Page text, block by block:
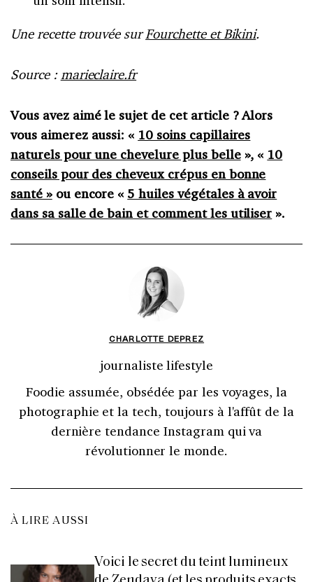
Une recette trouvée surFourchette et Bikini.
Source :marieclaire.fr
Vous avez aimé le sujet de cet article ? Alors
vous aimerez aussi: « 10 soins capillaires
naturels pour une chevelure plus belle», « 10
conseils pour des cheveux crépus en bonne
santé »ou encore « 5 huiles végétales à avoir
dans sa salle de bain et comment les utiliser ».
CHARLOTTE DEPREZ
journaliste lifestyle
Foodie assumée, obsédée par les voyages, la
photographie et la tech, toujours à l'affût de la
dernière tendance Instagram qui va
révolutionner le monde.
À LIRE AUSSI
Voici le secret du teint lumineux